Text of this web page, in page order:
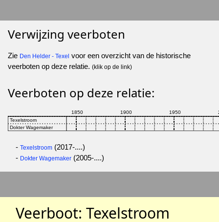
Verwijzing veerboten
Zie Den Helder - Texel voor een overzicht van de historische
veerboten op deze relatie. (klik op de link)
Veerboten op deze relatie:
- Texelstroom (2017-....)
- Dokter Wagemaker (2005-....)
Veerboot: Texelstroom